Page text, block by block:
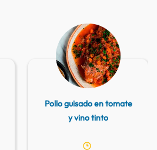
Pollo guisado en tomate
y vino tinto